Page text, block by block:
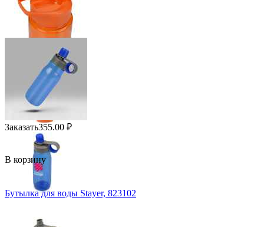
Заказать355.00 ₽
В корзину
Бутылка для воды Stayer, 823102